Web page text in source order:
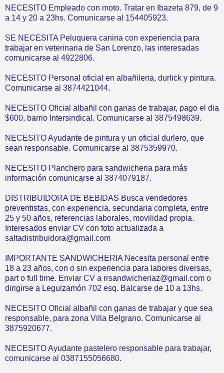
NECESITO Empleado con moto. Tratar en Ibazeta 879, de 9
a 14 y 20 a 23hs. Comunicarse al 154405923.
SE NECESITA Peluquera canina con experiencia para
trabajar en veterinaria de San Lorenzo, las interesadas
comunicarse al 4922806.
NECESITO Personal oficial en albañileria, durlick y pintura.
Comunicarse al 3874421044.
NECESITO Oficial albañil con ganas de trabajar, pago el dia
$600, barrio Intersindical. Comunicarse al 3875498639.
NECESITO Ayudante de pintura y un oficial durlero, que
sean responsable. Comunicarse al 3875359970.
NECESITO Planchero para sandwicheria para más
información comunicarse al 3874079187.
DISTRIBUIDORA DE BEBIDAS Busca vendedores
preventistas, con experiencia, secundaria completa, entre
25 y 50 años, referencias laborales, movilidad propia.
Interesados enviar CV con foto actualizada a
saltadistribuidora@gmail.com
IMPORTANTE SANDWICHERIA Necesita personal entre
18 a 23 años, con o sin experiencia para labores diversas,
part o full time. Enviar CV a rrsandwicheriaz@gmail.com o
dirigirse a Leguizamón 702 esq. Balcarse de 10 a 13hs.
NECESITO Oficial albañil con ganas de trabajar y que sea
responsable, para zona Villa Belgrano. Comunicarse al
3875920677.
NECESITO Ayudante pastelero responsable para trabajar,
comunicarse al 0387155056680.